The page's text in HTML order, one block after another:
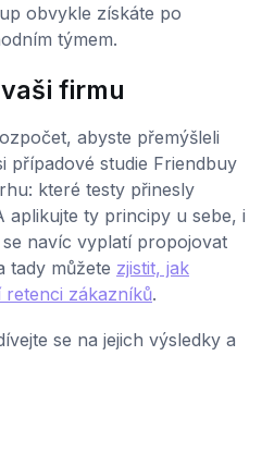
obvykle získáte po
týmem.
firmu
abyste přemýšleli
případové studie Friendbuy
které testy přinesly
aplikujte ty principy u sebe, i
navíc vyplatí propojovat
můžete zjistit, jak
zákazníků.
se na jejich výsledky a